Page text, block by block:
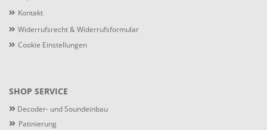
Kontakt
Widerrufsrecht & Widerrufsformular
Cookie Einstellungen
SHOP SERVICE
» Decoder- und Soundeinbau
» Patinierung